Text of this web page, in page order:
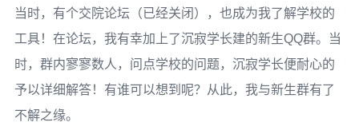
当时，有个交院论坛（已经关闭），也成为我了解学校的
工具！在论坛，我有幸加上了沉寂学长建的新生QQ群。当
时，群内寥寥数人，问点学校的问题，沉寂学长便耐心的
予以详细解答！有谁可以想到呢？从此，我与新生群有了
不解之缘。